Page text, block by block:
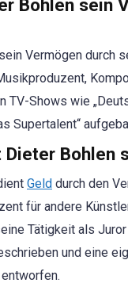
Bohlen sein
Vermögen durch
TV-Shows wie
Supertalent“
Bohlen
Geld durch den
für andere
Tätigkeit als
und eine